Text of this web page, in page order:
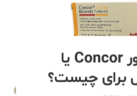
قرص کنکور Concor یا
برای چیست؟